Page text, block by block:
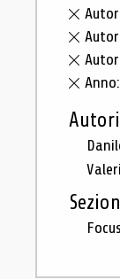
Autori
Focus